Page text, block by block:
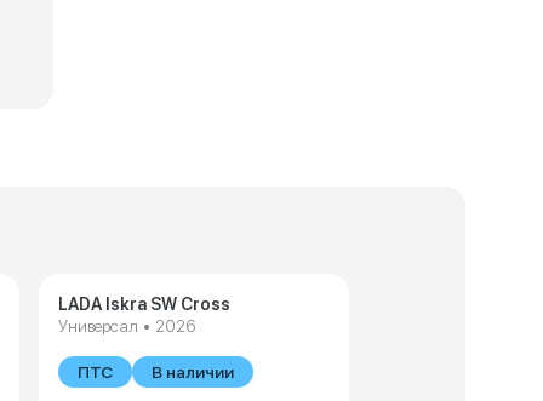
В наличии
LADA Iskra SW Cross
Универсал • 2026
ПТС В наличии